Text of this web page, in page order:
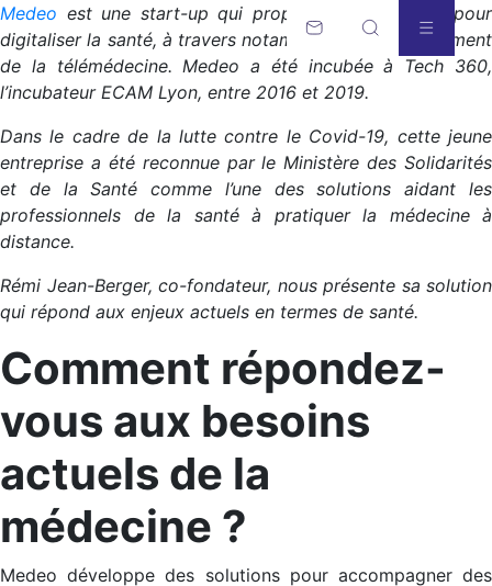
Medeo est une start-up qui propose des solutions pour
digitaliser la santé, à travers notamment le développement
de la télémédecine. Medeo a été incubée à Tech 360,
l’incubateur ECAM Lyon, entre 2016 et 2019.
Dans le cadre de la lutte contre le Covid-19, cette jeune
entreprise a été reconnue par le Ministère des Solidarités
et de la Santé comme l’une des solutions aidant les
professionnels de la santé à pratiquer la médecine à
distance.
Rémi Jean-Berger, co-fondateur, nous présente sa solution
qui répond aux enjeux actuels en termes de santé.
Comment répondez-
vous aux besoins
actuels de la
médecine ?
Medeo développe des solutions pour accompagner des